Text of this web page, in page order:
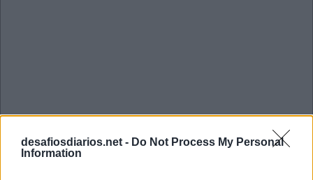
desafiosdiarios.net - Do Not Process My Personal
Information